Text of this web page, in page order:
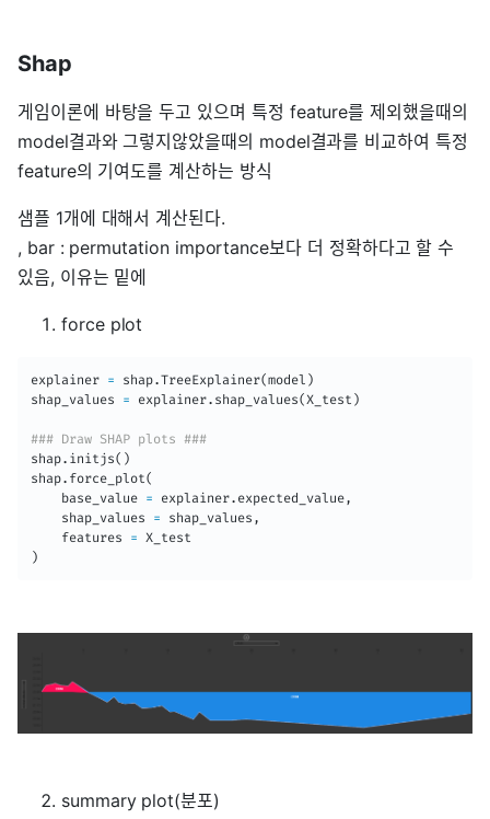
Shap
게임이론에 바탕을 두고 있으며 특정 feature를 제외했을때의
model결과와 그렇지않았을때의 model결과를 비교하여 특정
feature의 기여도를 계산하는 방식
샘플 1개에 대해서 계산된다.
, bar : permutation importance보다 더 정확하다고 할 수
있음, 이유는 밑에
force plot
explainer = shap.TreeExplainer(model )
shap_values = explainer. shap_values(X_test )
### Draw SHAP plots ###
shap. initjs( )
shap. force_plot(
    base_value
= explainer. expected_value,
    shap_values
= shap_values ,
    features
=
)
summary plot(분포)